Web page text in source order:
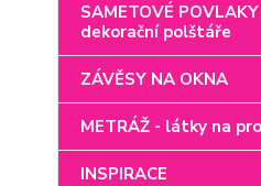
SAMETOVÉ
dekorační polštáře
ZÁVĚSY NA OKNA
METRÁŽ - látky na
INSPIRACE